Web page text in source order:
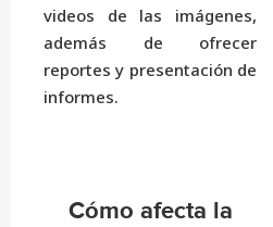
videos de las imágenes,
además de ofrecer
reportes y presentación de
informes.
Cómo afecta la